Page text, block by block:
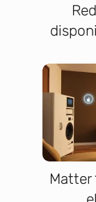
Matter